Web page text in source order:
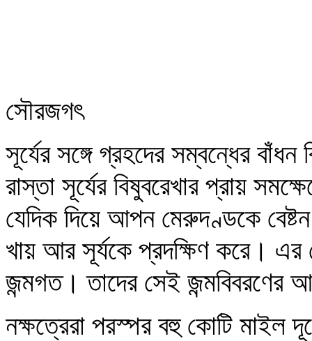
সৌরজগৎ
সূর্যের সঙ্গে গ্রহদের সম্বন্ধের বাঁধন
রাস্তা সূর্যের বিষুবরেখার প্রায়
যেদিক দিয়ে আপন মেরুদণ্ডকে
খায় আর সূর্যকে প্রদক্ষিণ করে। এর
জন্মগত। তাদের সেই জন্মবিবরণের
নক্ষত্রেরা পরস্পর বহু কোটি মাইল